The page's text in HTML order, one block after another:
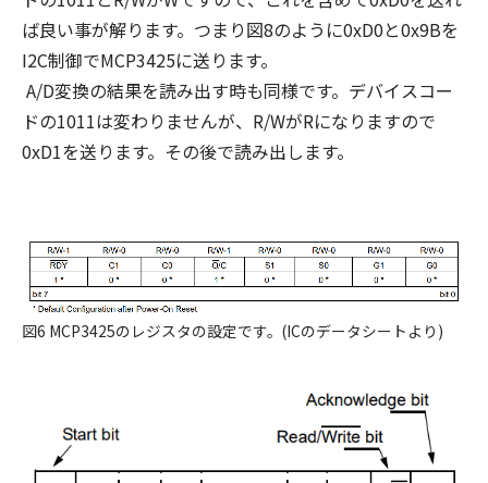
ば良い事が解ります。つまり図8のように0xD0と0x9Bを
I2C制御でMCP3425に送ります。
A/D変換の結果を読み出す時も同様です。デバイスコー
ドの1011は変わりませんが、R/WがRになりますので
0xD1を送ります。その後で読み出します。
図6 MCP3425のレジスタの設定です。(ICのデータシートより)